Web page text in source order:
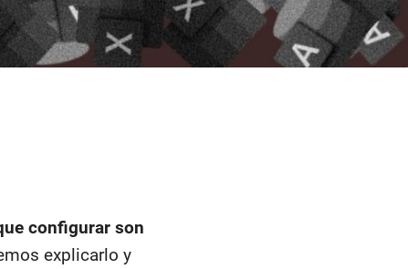
configurar son
explicarlo y